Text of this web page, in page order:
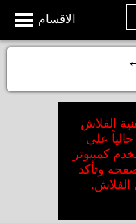
الاقسام
الفلاش
على
كمبيوتر
وتأكد